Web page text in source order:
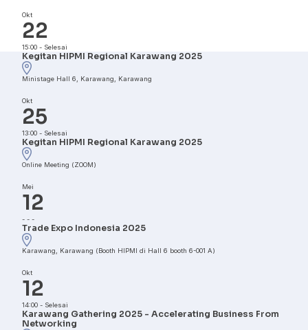
Okt
22
15:00 - Selesai
Kegitan HIPMI Regional Karawang 2025
Ministage Hall 6, Karawang, Karawang
Okt
25
13:00 - Selesai
Kegitan HIPMI Regional Karawang 2025
Online Meeting (ZOOM)
Mei
12
- - -
Trade Expo Indonesia 2025
Karawang, Karawang (Booth HIPMI di Hall 6 booth 6-001 A)
Okt
12
14:00 - Selesai
Karawang Gathering 2025 - Accelerating Business From
Networking